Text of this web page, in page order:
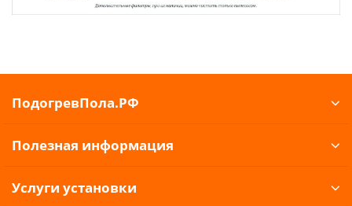
ПодогревПола.РФ
Полезная информация
Услуги установки